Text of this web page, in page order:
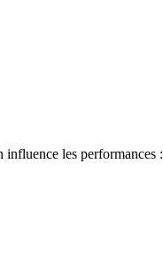
influence les performances :